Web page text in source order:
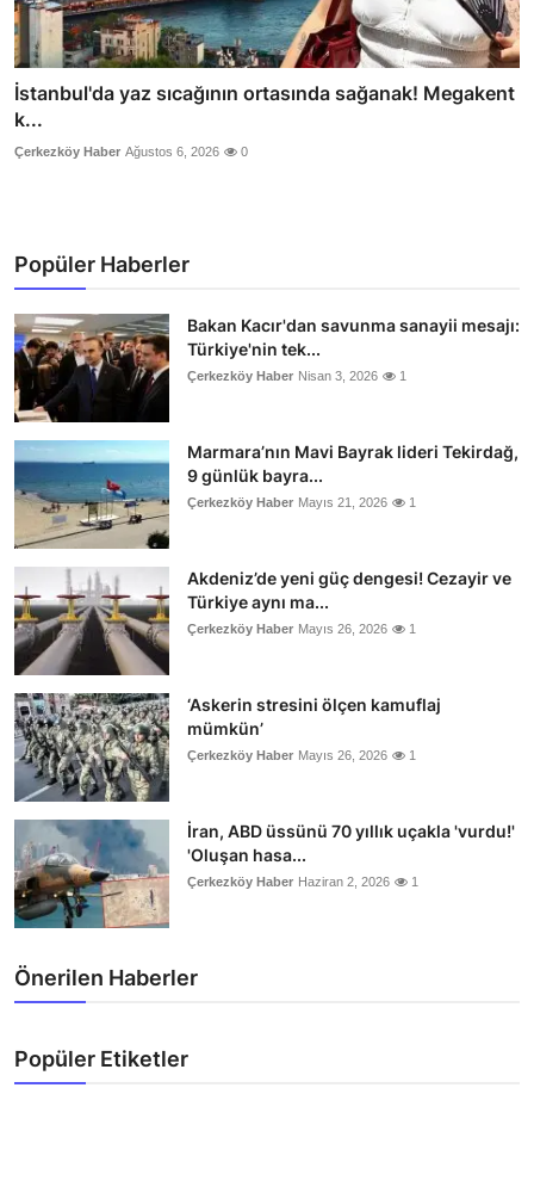
İstanbul'da yaz sıcağının ortasında sağanak! Megakent
k...
Çerkezköy Haber Ağustos 6, 2026 0
Popüler Haberler
Bakan Kacır'dan savunma sanayii mesajı:
Türkiye'nin tek...
Çerkezköy Haber Nisan 3, 2026 1
Marmara’nın Mavi Bayrak lideri Tekirdağ,
9 günlük bayra...
Çerkezköy Haber Mayıs 21, 2026 1
Akdeniz’de yeni güç dengesi! Cezayir ve
Türkiye aynı ma...
Çerkezköy Haber Mayıs 26, 2026 1
‘Askerin stresini ölçen kamuflaj
mümkün’
Çerkezköy Haber Mayıs 26, 2026 1
İran, ABD üssünü 70 yıllık uçakla 'vurdu!'
'Oluşan hasa...
Çerkezköy Haber Haziran 2, 2026 1
Önerilen Haberler
Popüler Etiketler